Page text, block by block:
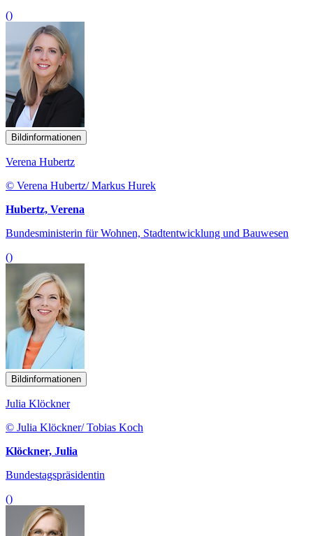
()
Bildinformationen
Verena Hubertz
© Verena Hubertz/ Markus Hurek
Hubertz, Verena
Bundesministerin für Wohnen, Stadtentwicklung und Bauwesen
()
Bildinformationen
Julia Klöckner
© Julia Klöckner/ Tobias Koch
Klöckner, Julia
Bundestagspräsidentin
()